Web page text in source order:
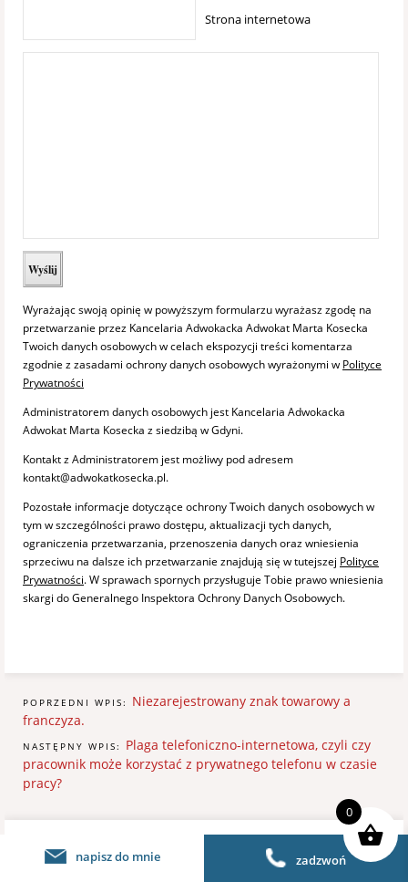
Strona internetowa
Wyrażając swoją opinię w powyższym formularzu wyrażasz zgodę na
przetwarzanie przez Kancelaria Adwokacka Adwokat Marta Kosecka
Twoich danych osobowych w celach ekspozycji treści komentarza
zgodnie z zasadami ochrony danych osobowych wyrażonymi w Polityce
Prywatności
Administratorem danych osobowych jest Kancelaria Adwokacka
Adwokat Marta Kosecka z siedzibą w Gdyni.
Kontakt z Administratorem jest możliwy pod adresem
kontakt@adwokatkosecka.pl.
Pozostałe informacje dotyczące ochrony Twoich danych osobowych w
tym w szczególności prawo dostępu, aktualizacji tych danych,
ograniczenia przetwarzania, przenoszenia danych oraz wniesienia
sprzeciwu na dalsze ich przetwarzanie znajdują się w tutejszej Polityce
Prywatności. W sprawach spornych przysługuje Tobie prawo wniesienia
skargi do Generalnego Inspektora Ochrony Danych Osobowych.
POPRZEDNI WPIS: Niezarejestrowany znak towarowy a
franczyza.
NASTĘPNY WPIS: Plaga telefoniczno-internetowa, czyli czy
pracownik może korzystać z prywatnego telefonu w czasie
pracy?
napisz do mnie zadzwoń
0